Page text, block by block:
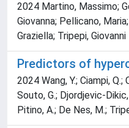
2024 Martino, Massimo;
Giovanna; Pellicano,
Graziella; Tripepi,
Predictors of
2024 Wang, Y.; Ciampi,
Souto, G.; Djordjevic-Dikic,
Pitino, A.; De Nes, M.;